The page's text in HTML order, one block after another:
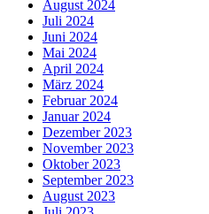
August 2024
Juli 2024
Juni 2024
Mai 2024
April 2024
März 2024
Februar 2024
Januar 2024
Dezember 2023
November 2023
Oktober 2023
September 2023
August 2023